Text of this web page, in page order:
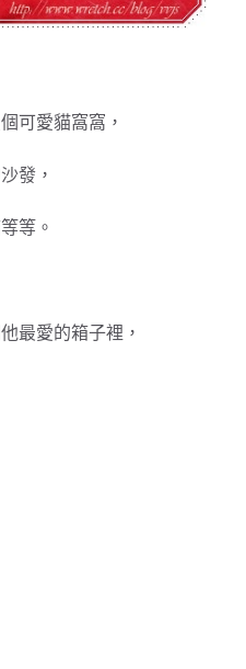
可愛貓窩窩，
發，
等。
最愛的箱子裡，